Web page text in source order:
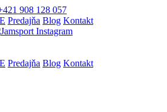
908 128 057
Predajňa Blog Kontakt
Predajňa Blog Kontakt